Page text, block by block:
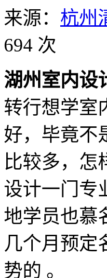
来源： 杭州
694 次
湖州室内设
转行想学室
好，毕竟不
比较多，怎
设计一门专
地学员也慕
几个月预定
势的 。